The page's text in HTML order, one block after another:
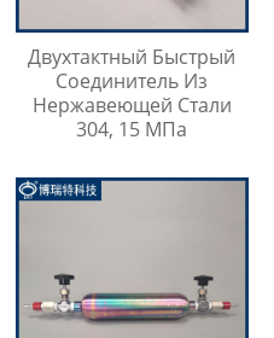
Двухтактный Быстрый
Соединитель Из
Нержавеющей Стали
304, 15 МПа